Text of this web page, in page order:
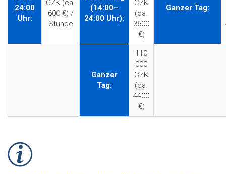
24:00
Uhr:
CZK (ca.
600 €) /
Stunde
(14:00–
24:00 Uhr):
CZK
(ca.
3600
€)
Ganzer Tag:
Ganzer
Tag:
110
000
CZK
(ca.
4400
€)